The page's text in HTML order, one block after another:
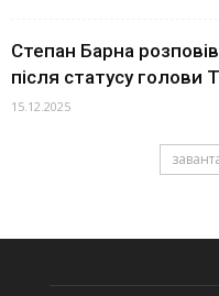
Степан Барна
після статусу голови
15.12.2025